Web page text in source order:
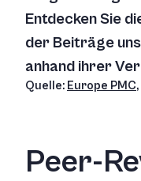
Entdecken Sie
der Beiträge
anhand ihrer
Quelle: Europe PMC
Peer-